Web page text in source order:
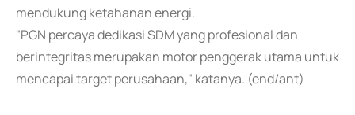
mendukung ketahanan energi.
"PGN percaya dedikasi SDM yang profesional dan
berintegritas merupakan motor penggerak utama untuk
mencapai target perusahaan," katanya. (end/ant)